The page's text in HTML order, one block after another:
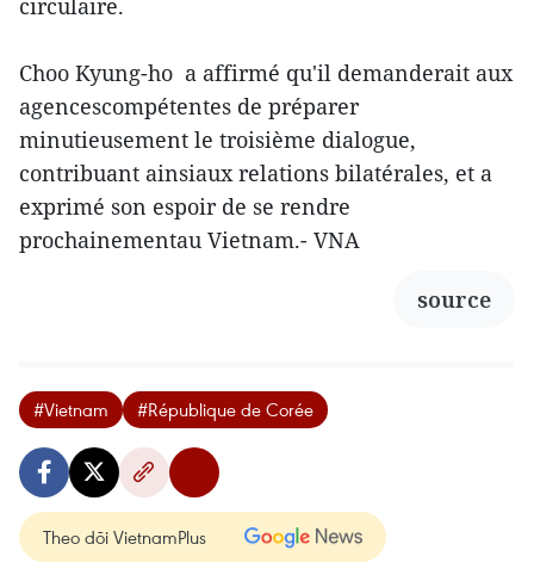
circulaire.
Choo Kyung-ho a affirmé qu'il demanderait aux
agencescompétentes de préparer
minutieusement le troisième dialogue,
contribuant ainsiaux relations bilatérales, et a
exprimé son espoir de se rendre
prochainementau Vietnam.- VNA
source
#Vietnam #République de Corée
Theo dõi VietnamPlus